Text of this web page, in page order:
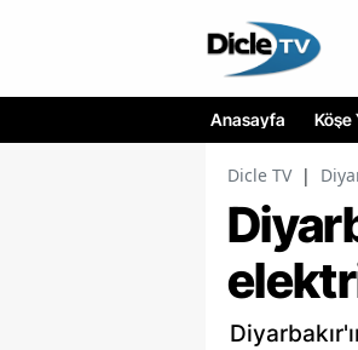
Anasayfa Köşe
Dicle TV |